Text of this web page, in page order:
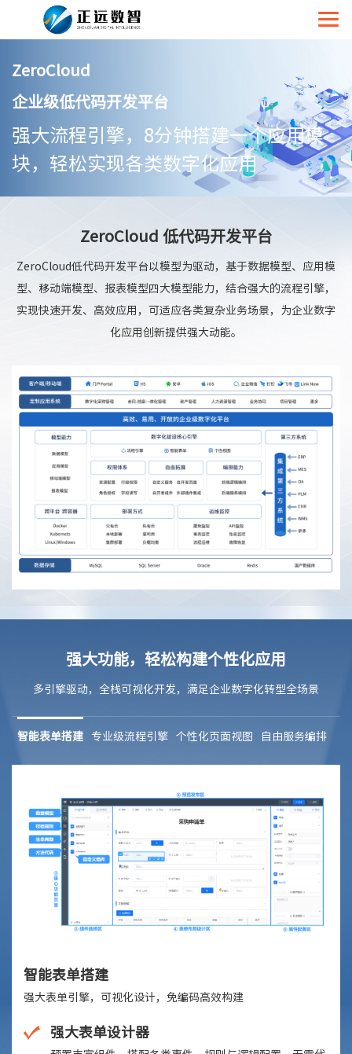
ZeroCloud
企业级低代码开发平台
强大流程引擎，8分钟搭建一个应用模
块，轻松实现各类数字化应用
ZeroCloud 低代码开发平台
ZeroCloud低代码开发平台以模型为驱动，基于数据模型、应用模
型、移动端模型、报表模型四大模型能力，结合强大的流程引擎，
实现快速开发、高效应用，可适应各类复杂业务场景，为企业数字
化应用创新提供强大动能。
强大功能，轻松构建个性化应用
多引擎驱动，全栈可视化开发，满足企业数字化转型全场景
智能表单搭建 专业级流程引擎 个性化页面视图 自由服务编排
智能表单搭建
强大表单引擎，可视化设计，免编码高效构建
强大表单设计器